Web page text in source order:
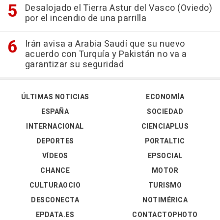
Desalojado el Tierra Astur del Vasco (Oviedo)
por el incendio de una parrilla
Irán avisa a Arabia Saudí que su nuevo
acuerdo con Turquía y Pakistán no va a
garantizar su seguridad
ÚLTIMAS NOTICIAS
ESPAÑA
INTERNACIONAL
DEPORTES
VÍDEOS
ECONOMÍA
SOCIEDAD
CIENCIAPLUS
PORTALTIC
EPSOCIAL
CHANCE
CULTURAOCIO
DESCONECTA
EPDATA.ES
MOTOR
TURISMO
NOTIMÉRICA
CONTACTOPHOTO